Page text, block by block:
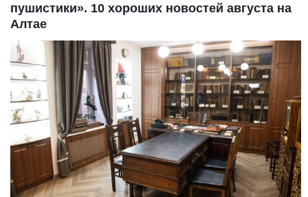
пушистики». 10 хороших новостей августа на
Алтае